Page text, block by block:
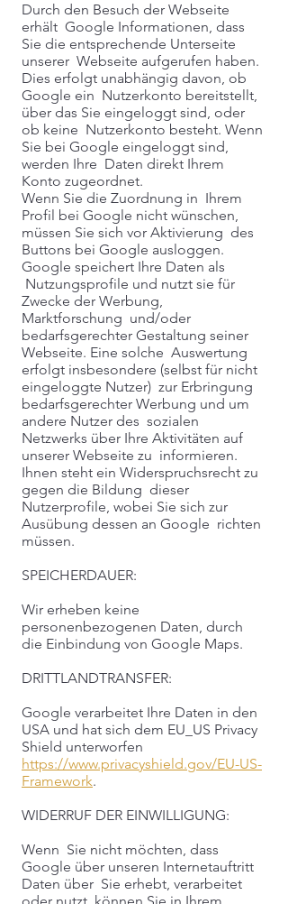
Durch den Besuch der Webseite
erhält Google Informationen, dass
Sie die entsprechende Unterseite
unserer Webseite aufgerufen haben.
Dies erfolgt unabhängig davon, ob
Google ein Nutzerkonto bereitstellt,
über das Sie eingeloggt sind, oder
ob keine Nutzerkonto besteht. Wenn
Sie bei Google eingeloggt sind,
werden Ihre Daten direkt Ihrem
Konto zugeordnet.
Wenn Sie die Zuordnung in Ihrem
Profil bei Google nicht wünschen,
müssen Sie sich vor Aktivierung des
Buttons bei Google ausloggen.
Google speichert Ihre Daten als
Nutzungsprofile und nutzt sie für
Zwecke der Werbung,
Marktforschung und/oder
bedarfsgerechter Gestaltung seiner
Webseite. Eine solche Auswertung
erfolgt insbesondere (selbst für nicht
eingeloggte Nutzer) zur Erbringung
bedarfsgerechter Werbung und um
andere Nutzer des sozialen
Netzwerks über Ihre Aktivitäten auf
unserer Webseite zu informieren.
Ihnen steht ein Widerspruchsrecht zu
gegen die Bildung dieser
Nutzerprofile, wobei Sie sich zur
Ausübung dessen an Google richten
müssen.
SPEICHERDAUER:
Wir erheben keine
personenbezogenen Daten, durch
die Einbindung von Google Maps.
DRITTLANDTRANSFER:
Google verarbeitet Ihre Daten in den
USA und hat sich dem EU_US Privacy
Shield unterworfen
https://www.privacyshield.gov/EU-US-
Framework.
WIDERRUF DER EINWILLIGUNG:
Wenn Sie nicht möchten, dass
Google über unseren Internetauftritt
Daten über Sie erhebt, verarbeitet